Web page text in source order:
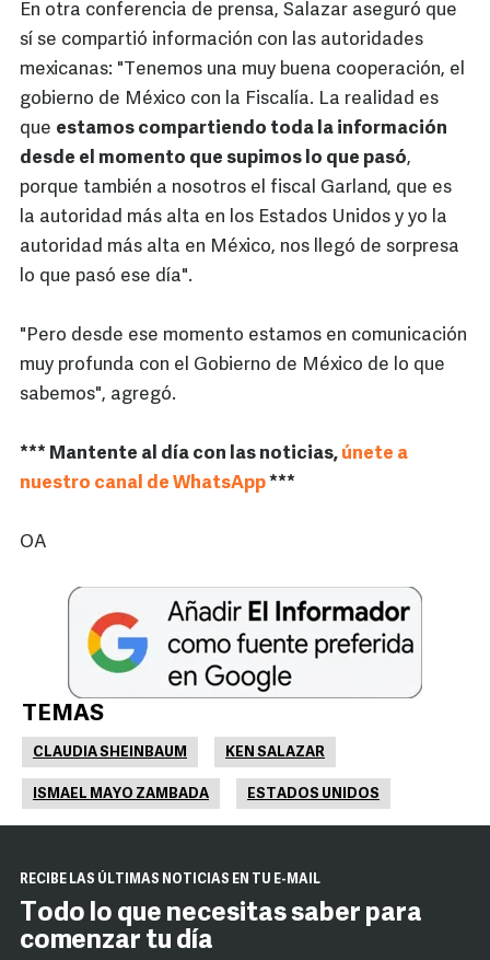
En otra conferencia de prensa, Salazar aseguró que
sí se compartió información con las autoridades
mexicanas: "Tenemos una muy buena cooperación, el
gobierno de México con la Fiscalía. La realidad es
que estamos compartiendo toda la información
desde el momento que supimos lo que pasó,
porque también a nosotros el fiscal Garland, que es
la autoridad más alta en los Estados Unidos y yo la
autoridad más alta en México, nos llegó de sorpresa
lo que pasó ese día".
"Pero desde ese momento estamos en comunicación
muy profunda con el Gobierno de México de lo que
sabemos", agregó.
*** Mantente al día con las noticias, únete a
nuestro canal de WhatsApp***
OA
TEMAS
CLAUDIA SHEINBAUM KEN SALAZAR
ISMAEL MAYO ZAMBADA ESTADOS UNIDOS
RECIBE LAS ÚLTIMAS NOTICIAS EN TU E-MAIL
Todo lo que necesitas saber para
comenzar tu día